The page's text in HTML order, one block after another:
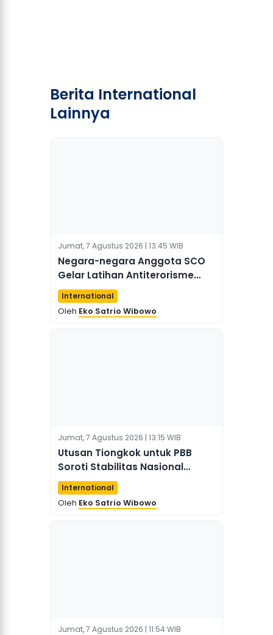
Berita International
Lainnya
Jumat, 7 Agustus 2026 | 13:45 WIB
Negara-negara Anggota SCO
Gelar Latihan Antiterorisme
Siber di Xinjiang
International
Oleh Eko Satrio Wibowo
Jumat, 7 Agustus 2026 | 13:15 WIB
Utusan Tiongkok untuk PBB
Soroti Stabilitas Nasional
sebagai Prioritas Utama di
Sudan Selatan
International
Oleh Eko Satrio Wibowo
Jumat, 7 Agustus 2026 | 11:54 WIB